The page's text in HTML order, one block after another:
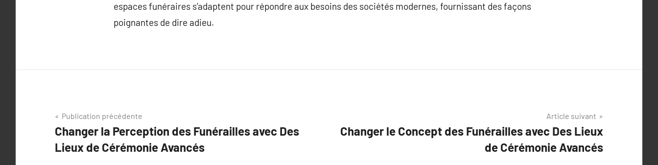
espaces funéraires s’adaptent pour répondre aux besoins des sociétés modernes, fournissant des façons
poignantes de dire adieu.
Navigation
de
l’article
Publication précédente
Changer la Perception des Funérailles avec Des
Lieux de Cérémonie Avancés
Article suivant
Changer le Concept des Funérailles avec Des Lieux
de Cérémonie Avancés